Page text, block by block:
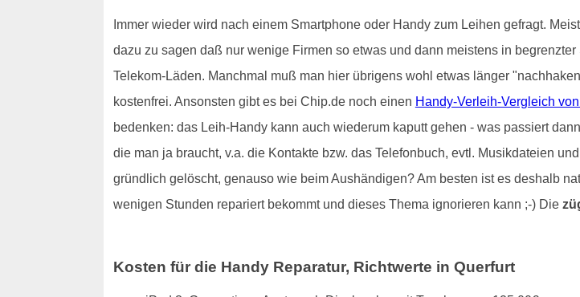
Immer wieder wird nach einem Smartphone oder Handy zum Leihen gefragt.
dazu zu sagen daß nur wenige Firmen so etwas und dann meistens in
Telekom-Läden. Manchmal muß man hier übrigens wohl etwas länger
kostenfrei. Ansonsten gibt es bei Chip.de noch einen Handy-Verleih-Vergleich
bedenken: das Leih-Handy kann auch wiederum kaputt gehen - was passiert
die man ja braucht, v.a. die Kontakte bzw. das Telefonbuch, evtl. Musikdateien
gründlich gelöscht, genauso wie beim Aushändigen? Am besten ist es deshalb
wenigen Stunden repariert bekommt und dieses Thema ignorieren kann ;-) Die
Kosten für die Handy Reparatur, Richtwerte in Querfurt